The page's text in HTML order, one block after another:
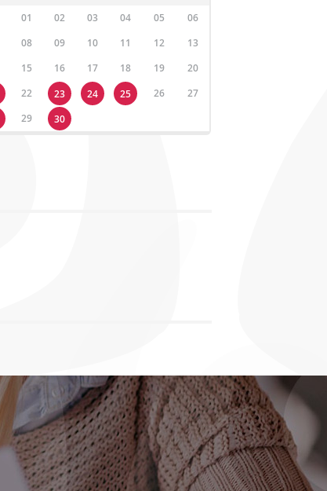
01
02 03 04 05
06
08 09 10 11 12
13
15 16 17 18 19
20
22 23 24 25 26
27
29 30